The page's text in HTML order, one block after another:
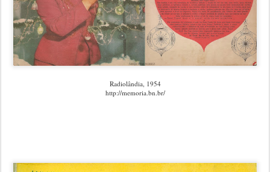
Radiolândia, 1954
http://memoria.bn.br/